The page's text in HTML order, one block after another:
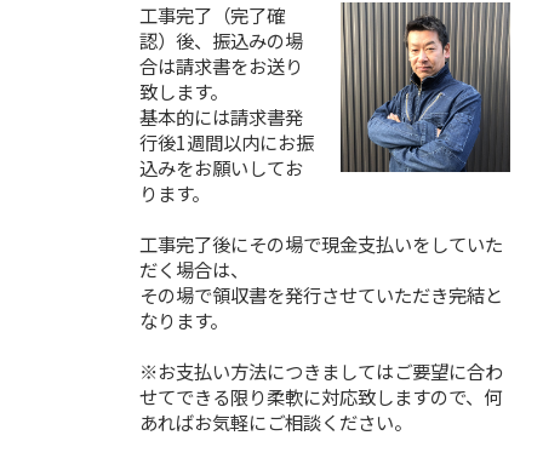
工事完了（完了確
認）後、振込みの場
合は請求書をお送り
致します。
基本的には請求書発
行後1週間以内にお振
込みをお願いしてお
ります。
工事完了後にその場で現金支払いをしていた
だく場合は、
その場で領収書を発行させていただき完結と
なります。
※お支払い方法につきましてはご要望に合わ
せてできる限り柔軟に対応致しますので、何
あればお気軽にご相談ください。